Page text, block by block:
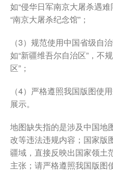
如“侵华日军南京大屠杀遇
“南京大屠杀纪念馆”；
（3）规范使用中国省级自
如“新疆维吾尔自治区”，不
区”；
（4）严格遵照我国版图使
展示。
地图缺失指的是涉及中国地
改等违法违规内容；国家版
疆域，直接反映出国家领土
主张；请严格遵照我国版图